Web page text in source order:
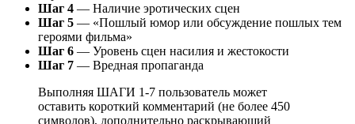
Шаг 4 — Наличие эротических сцен
Шаг 5 — «Пошлый юмор или обсуждение пошлых тем
героями фильма»
Шаг 6 — Уровень сцен насилия и жестокости
Шаг 7 — Вредная пропаганда
Выполняя ШАГИ 1-7 пользователь может
оставить короткий комментарий (не более 450
символов), дополнительно раскрывающий